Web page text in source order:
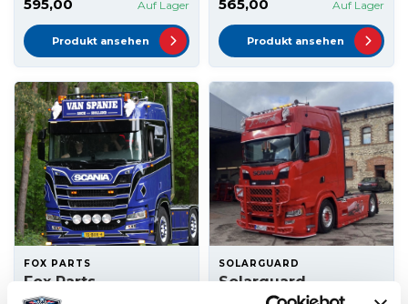
595,00 Auf Lager
Produkt ansehen
565,00 Auf Lager
Produkt ansehen
FOX PARTS
Fox Parts
Sonnenblende
SOLARGUARD
Solarguard
Sonnenblende